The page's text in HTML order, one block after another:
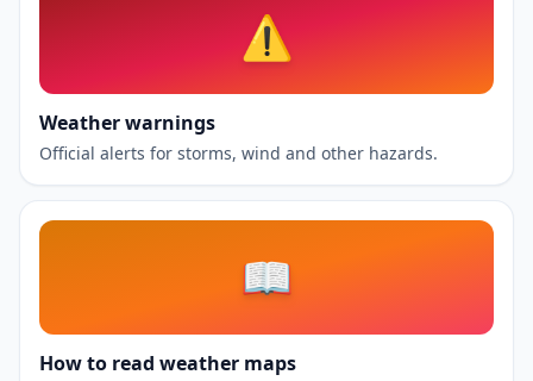
⚠️
Weather warnings
Official alerts for storms, wind and other hazards.
📖
How to read weather maps